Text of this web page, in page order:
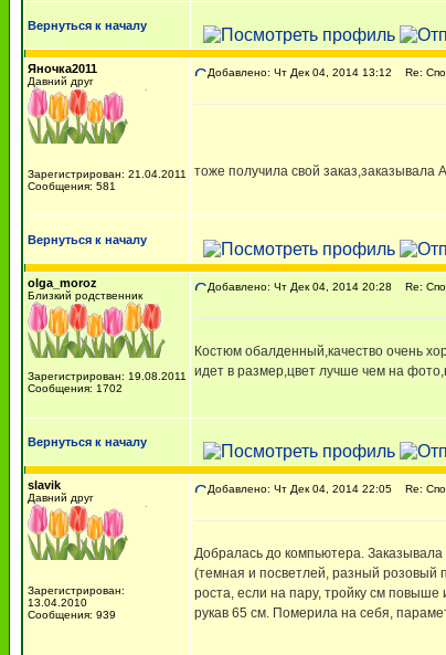
Вернуться к началу
Яночка2011
Давний друг
Зарегистрирован: 21.04.2011
Сообщения: 581
Добавлено: Чт Дек 04, 2014 13:12 Re:
тоже получила свой заказ,заказывала
Вернуться к началу
olga_moroz
Близкий родственник
Зарегистрирован: 19.08.2011
Сообщения: 1702
Добавлено: Чт Дек 04, 2014 20:28 Re:
Костюм обалденный,качество очень
идет в размер,цвет лучше чем на
Вернуться к началу
slavik
Давний друг
Зарегистрирован:
13.04.2010
Сообщения: 939
Добавлено: Чт Дек 04, 2014 22:05 Re:
Добралась до компьютера.
(темная и посветлей, разный розовый
роста, если на пару, тройку см
рукав 65 см. Померила на себя,